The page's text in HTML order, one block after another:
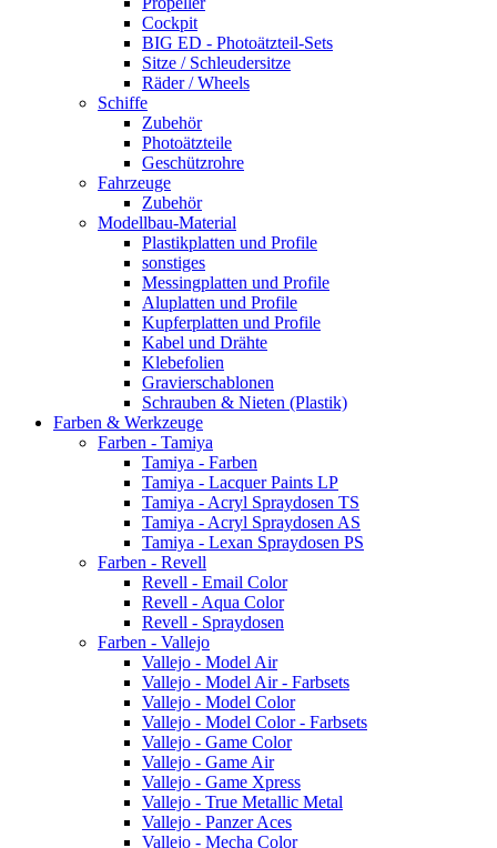
Cockpit
BIG ED - Photoätzteil-Sets
Sitze / Schleudersitze
Räder / Wheels
Schiffe
Zubehör
Photoätzteile
Geschützrohre
Fahrzeuge
Zubehör
Modellbau-Material
Plastikplatten und Profile
sonstiges
Messingplatten und Profile
Aluplatten und Profile
Kupferplatten und Profile
Kabel und Drähte
Klebefolien
Gravierschablonen
Schrauben & Nieten (Plastik)
Farben & Werkzeuge
Farben - Tamiya
Tamiya - Farben
Tamiya - Lacquer Paints LP
Tamiya - Acryl Spraydosen TS
Tamiya - Acryl Spraydosen AS
Tamiya - Lexan Spraydosen PS
Farben - Revell
Revell - Email Color
Revell - Aqua Color
Revell - Spraydosen
Farben - Vallejo
Vallejo - Model Air
Vallejo - Model Air - Farbsets
Vallejo - Model Color
Vallejo - Model Color - Farbsets
Vallejo - Game Color
Vallejo - Game Air
Vallejo - Game Xpress
Vallejo - True Metallic Metal
Vallejo - Panzer Aces
Vallejo - Mecha Color